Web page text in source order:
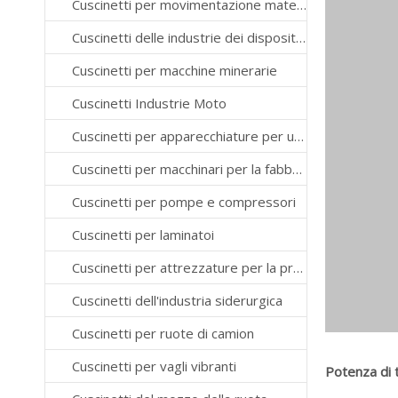
Cuscinetti per movimentazione materiali
Cuscinetti delle industrie dei dispositivi medici
Cuscinetti per macchine minerarie
Cuscinetti Industrie Moto
Cuscinetti per apparecchiature per ufficio
Cuscinetti per macchinari per la fabbricazione della carta
Cuscinetti per pompe e compressori
Cuscinetti per laminatoi
Cuscinetti per attrezzature per la produzione di semiconduttori
Cuscinetti dell'industria siderurgica
Cuscinetti per ruote di camion
Cuscinetti per vagli vibranti
Potenza di